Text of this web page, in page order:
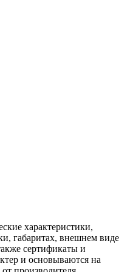
характеристики,
габаритах, внешнем виде
сертификаты и
и основываются на